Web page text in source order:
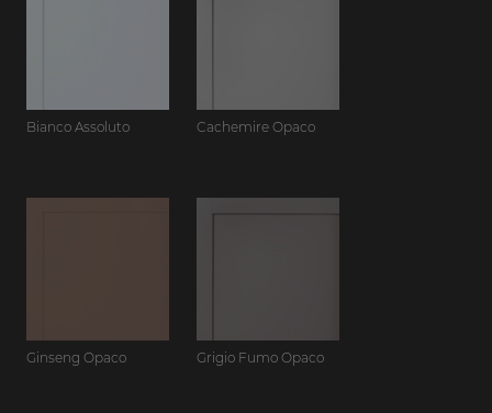
Bianco Assoluto Cachemire Opaco
Ginseng Opaco Grigio Fumo Opaco